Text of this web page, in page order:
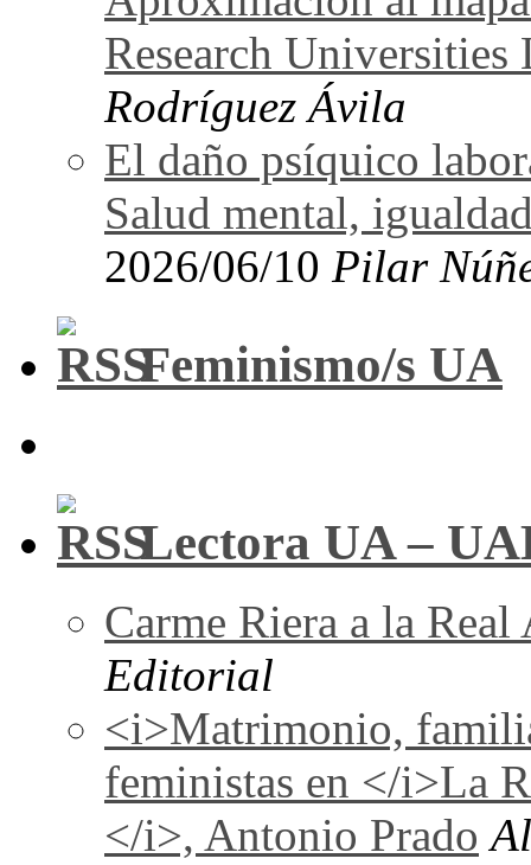
Research Universities
Rodríguez Ávila
El daño psíquico
Salud mental,
2026/06/10 Pilar
Feminismo/s UA
Lectora UA –
Carme Riera a la Real
Editorial
<i>Matrimonio,
feministas en </i>La
</i>, Antonio Prado